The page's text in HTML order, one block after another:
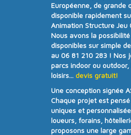
Européenne, de grande
disponible rapidement
Animation Structure Jeu
Nous avons la
disponibles sur simple
au 06 81 210 283 ! Nos
parcs indoor ou
loisirs... devis gratuit!
Une conception signée
Chaque projet est
uniques et
loueurs, forains,
proposons une large